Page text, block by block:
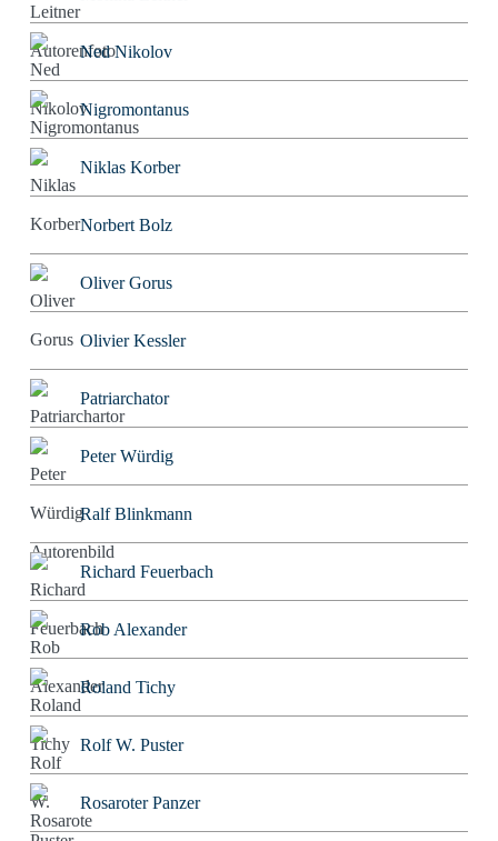
Ned Nikolov
Nigromontanus
Niklas Korber
Norbert Bolz
Oliver Gorus
Olivier Kessler
Patriarchator
Peter Würdig
Ralf Blinkmann
Richard Feuerbach
Rob Alexander
Roland Tichy
Rolf W. Puster
Rosaroter Panzer